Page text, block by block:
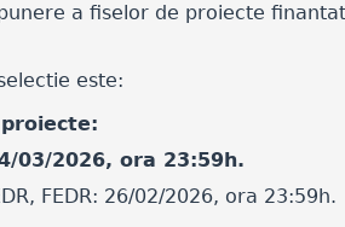
a fiselor de proiecte
este:
03/2026, ora 23:59h.
FEDR: 26/02/2026, ora 23:59h.